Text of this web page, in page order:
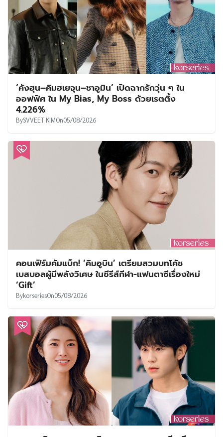
‘คังฮุน–คิมฮเยจุน–ชาอูมิน’ เปิดฉากรักวุ่น ๆ ใน
ออฟฟิศ ใน My Bias, My Boss ด้วยเรตติ้ง
4.226%
BySVVEET KIMOn05/08/2026
คอนเฟิร์มคัมแบ็ก! ‘คิมอูบิน’ เตรียมสวมบทโค้ช
เบสบอลผู้มีพลังวิเศษ ในซีรีส์กีฬา-แฟนตาซีเรื่องใหม่
‘Gift’
BykorseriesOn05/08/2026